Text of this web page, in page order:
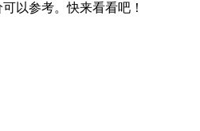
以参考。快来看看吧！